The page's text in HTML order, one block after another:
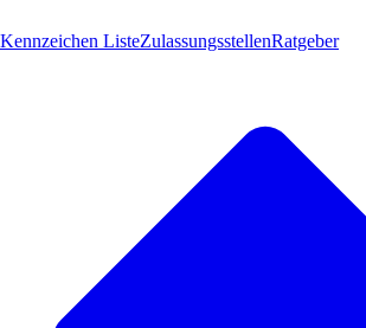
Kennzeichen ListeZulassungsstellenRatgeber